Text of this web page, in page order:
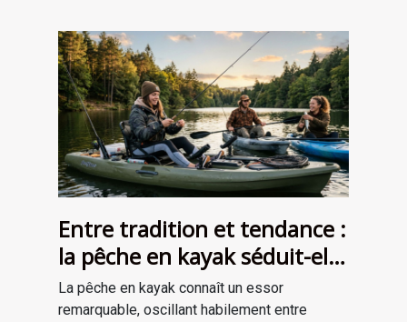
Entre tradition et tendance :
la pêche en kayak séduit-elle
une nouvelle génération ?
La pêche en kayak connaît un essor
remarquable, oscillant habilement entre